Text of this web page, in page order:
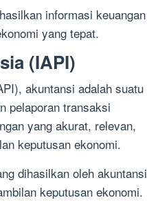
informasi keuangan
yang tepat.
(IAPI)
akuntansi adalah suatu
pelaporan transaksi
yang akurat, relevan,
keputusan ekonomi.
dihasilkan oleh akuntansi
keputusan ekonomi.